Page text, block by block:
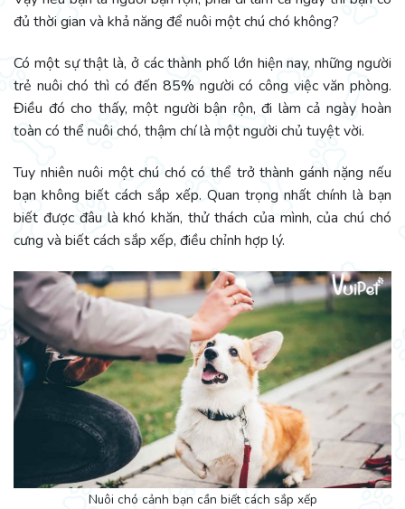
đủ thời gian và khả năng để nuôi một chú chó không?
Có một sự thật là, ở các thành phố lớn hiện nay, những người
trẻ nuôi chó thì có đến 85% người có công việc văn phòng.
Điều đó cho thấy, một người bận rộn, đi làm cả ngày hoàn
toàn có thể nuôi chó, thậm chí là một người chủ tuyệt vời.
Tuy nhiên nuôi một chú chó có thể trở thành gánh nặng nếu
bạn không biết cách sắp xếp. Quan trọng nhất chính là bạn
biết được đâu là khó khăn, thử thách của mình, của chú chó
cưng và biết cách sắp xếp, điều chỉnh hợp lý.
Nuôi chó cảnh bạn cần biết cách sắp xếp